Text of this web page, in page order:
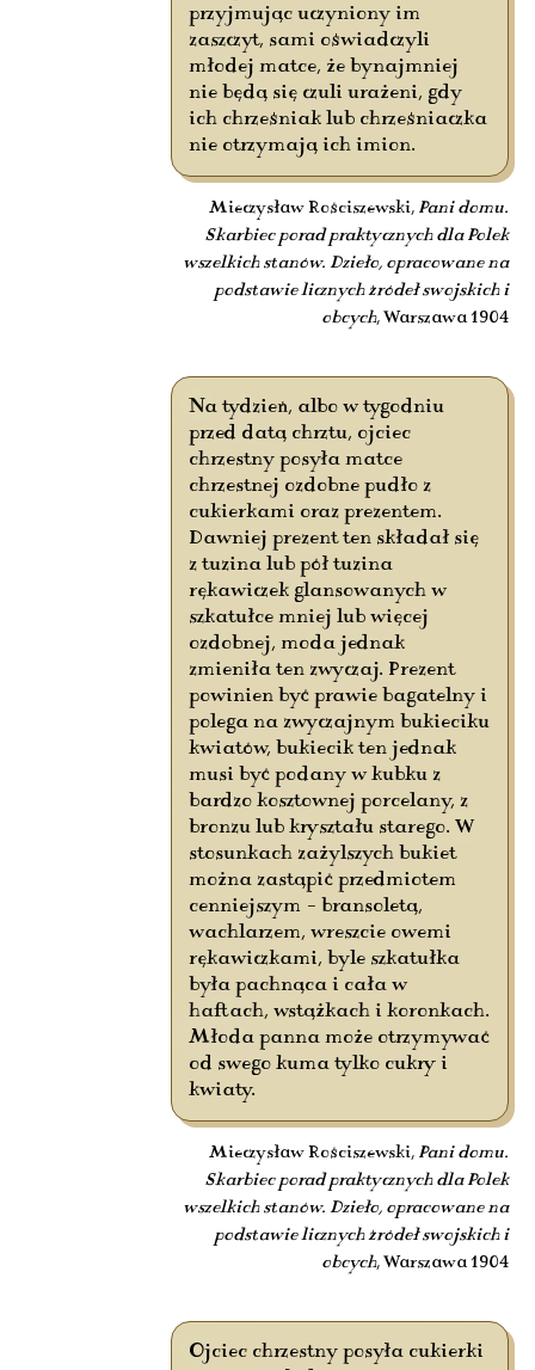
przyjmując uczyniony im
zaszczyt, sami oświadczyli
młodej matce, że bynajmniej
nie będą się czuli urażeni, gdy
ich chrześniak lub chrześniaczka
nie otrzymają ich imion.
Mieczysław Rościszewski, Pani domu.
Skarbiec porad praktycznych dla Polek
wszelkich stanów. Dzieło, opracowane na
podstawie licznych źródeł swojskich i
obcych, Warszawa 1904
Na tydzień, albo w tygodniu
przed datą chrztu, ojciec
chrzestny posyła matce
chrzestnej ozdobne pudło z
cukierkami oraz prezentem.
Dawniej prezent ten składał się
z tuzina lub pół tuzina
rękawiczek glansowanych w
szkatułce mniej lub więcej
ozdobnej, moda jednak
zmieniła ten zwyczaj. Prezent
powinien być prawie bagatelny i
polega na zwyczajnym bukieciku
kwiatów, bukiecik ten jednak
musi być podany w kubku z
bardzo kosztownej porcelany, z
bronzu lub kryształu starego. W
stosunkach zażylszych bukiet
można zastąpić przedmiotem
cenniejszym – bransoletą,
wachlarzem, wreszcie owemi
rękawiczkami, byle szkatułka
była pachnąca i cała w
haftach, wstążkach i koronkach.
Młoda panna może otrzymywać
od swego kuma tylko cukry i
kwiaty.
Mieczysław Rościszewski, Pani domu.
Skarbiec porad praktycznych dla Polek
wszelkich stanów. Dzieło, opracowane na
podstawie licznych źródeł swojskich i
obcych, Warszawa 1904
Ojciec chrzestny posyła cukierki